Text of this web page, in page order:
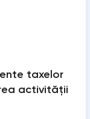
taxelor
activității